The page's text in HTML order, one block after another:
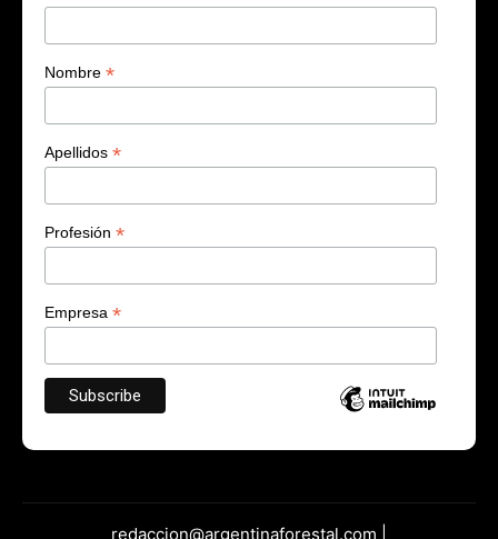
Nombre *
Apellidos *
Profesión *
Empresa *
redaccion@argentinaforestal.com |